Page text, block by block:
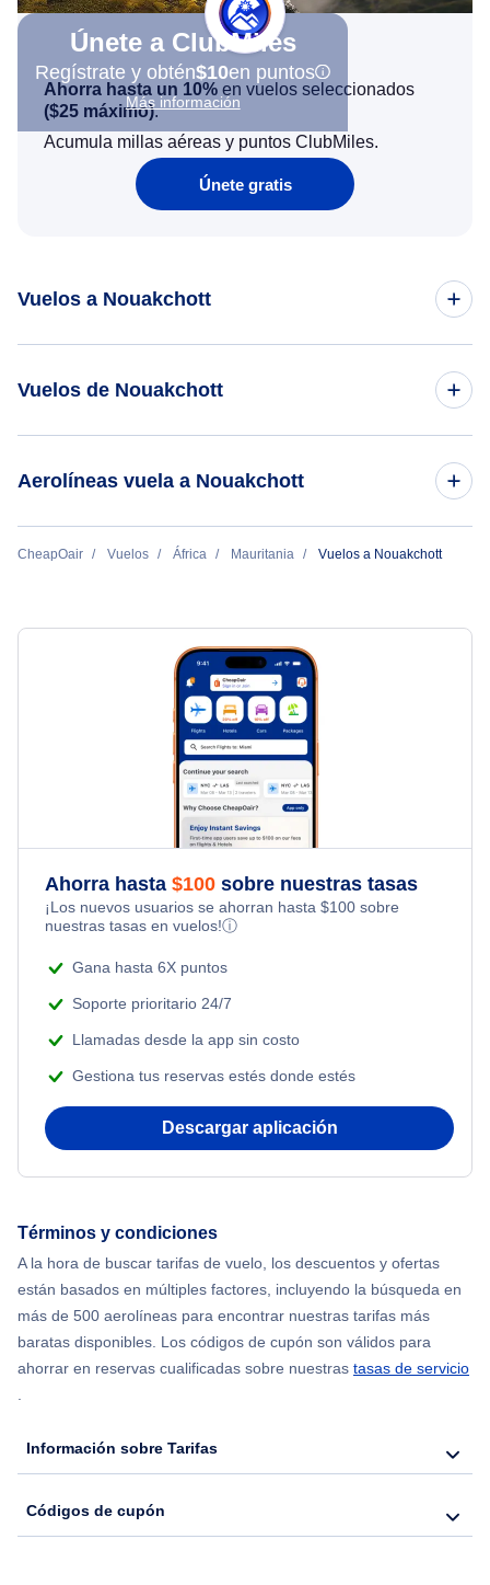
Únete a ClubMiles
Regístrate y obtén$10en puntos
Más información
Ahorra hasta un 10% en vuelos seleccionados
($25 máximo).
Acumula millas aéreas y puntos ClubMiles.
Únete gratis
Vuelos a Nouakchott
Vuelos de Nouakchott
Aerolíneas vuela a Nouakchott
Royal Air Maroc
CheapOair Vuelos África Mauritania Vuelos a Nouakchott
Ahorra hasta $100 sobre nuestras tasas
¡Los nuevos usuarios se ahorran hasta $100 sobre
nuestras tasas en vuelos!ⓘ
Gana hasta 6X puntos
Soporte prioritario 24/7
Llamadas desde la app sin costo
Gestiona tus reservas estés donde estés
Descargar aplicación
Términos y condiciones
A la hora de buscar tarifas de vuelo, los descuentos y ofertas
están basados en múltiples factores, incluyendo la búsqueda en
más de 500 aerolíneas para encontrar nuestras tarifas más
baratas disponibles. Los códigos de cupón son válidos para
ahorrar en reservas cualificadas sobre nuestras tasas de servicio
.
Información sobre Tarifas
Códigos de cupón